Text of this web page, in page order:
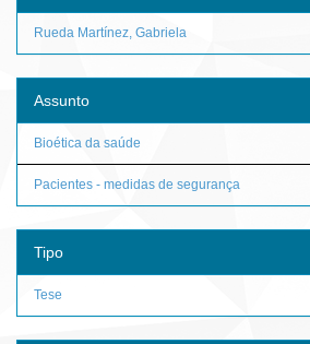
Rueda Martínez, Gabriela
Assunto
Bioética da saúde
Pacientes - medidas de segurança
Tipo
Tese